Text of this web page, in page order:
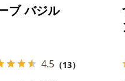
ブ バジル
4.5 （13）